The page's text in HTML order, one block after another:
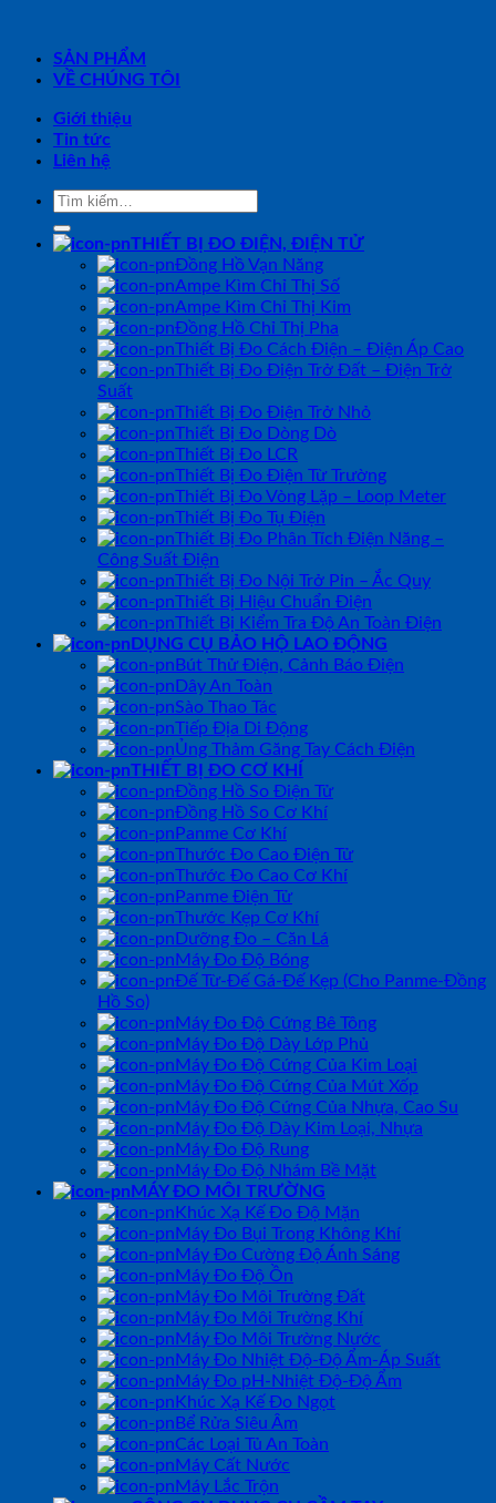
SẢN PHẨM
VỀ CHÚNG TÔI
Giới thiệu
Tin tức
Liên hệ
Tìm
THIẾT BỊ ĐO ĐIỆN, ĐIỆN TỬ
Đồng Hồ Vạn Năng
Ampe Kìm Chỉ Thị Số
Ampe Kìm Chỉ Thị Kim
Đồng Hồ Chỉ Thị Pha
Thiết Bị Đo Cách Điện – Điện Áp Cao
Thiết Bị Đo Điện Trở Đất – Điện Trở
Suất
Thiết Bị Đo Điện Trở Nhỏ
Thiết Bị Đo Dòng Dò
Thiết Bị Đo LCR
Thiết Bị Đo Điện Từ Trường
Thiết Bị Đo Vòng Lặp – Loop Meter
Thiết Bị Đo Tụ Điện
Thiết Bị Đo Phân Tích Điện Năng –
Công Suất Điện
Thiết Bị Đo Nội Trở Pin – Ắc Quy
Thiết Bị Hiệu Chuẩn Điện
Thiết Bị Kiểm Tra Độ An Toàn Điện
DỤNG CỤ BẢO HỘ LAO ĐỘNG
Bút Thử Điện, Cảnh Báo Điện
Dây An Toàn
Sào Thao Tác
Tiếp Địa Di Động
Ủng Thảm Găng Tay Cách Điện
THIẾT BỊ ĐO CƠ KHÍ
Đồng Hồ So Điện Tử
Đồng Hồ So Cơ Khí
Panme Cơ Khí
Thước Đo Cao Điện Tử
Thước Đo Cao Cơ Khí
Panme Điện Tử
Thước Kẹp Cơ Khí
Dưỡng Đo – Căn Lá
Máy Đo Độ Bóng
Đế Từ-Đế Gá-Đế Kẹp (Cho Panme-Đồng
Hồ So)
Máy Đo Độ Cứng Bê Tông
Máy Đo Độ Dày Lớp Phủ
Máy Đo Độ Cứng Của Kim Loại
Máy Đo Độ Cứng Của Mút Xốp
Máy Đo Độ Cứng Của Nhựa, Cao Su
Máy Đo Độ Dày Kim Loại, Nhựa
Máy Đo Độ Rung
Máy Đo Độ Nhám Bề Mặt
MÁY ĐO MÔI TRƯỜNG
Khúc Xạ Kế Đo Độ Mặn
Máy Đo Bụi Trong Không Khí
Máy Đo Cường Độ Ánh Sáng
Máy Đo Độ Ồn
Máy Đo Môi Trường Đất
Máy Đo Môi Trường Khí
Máy Đo Môi Trường Nước
Máy Đo Nhiệt Độ-Độ Ẩm-Áp Suất
Máy Đo pH-Nhiệt Độ-Độ Ẩm
Khúc Xạ Kế Đo Ngọt
Bể Rửa Siêu Âm
Các Loại Tủ An Toàn
Máy Cất Nước
Máy Lắc Trộn